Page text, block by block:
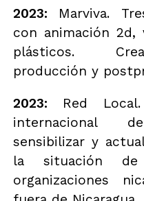
2023: Marviva.
con animación
plásticos.
producción y
2023: Red
internacional
sensibilizar y
la situación
organizaciones